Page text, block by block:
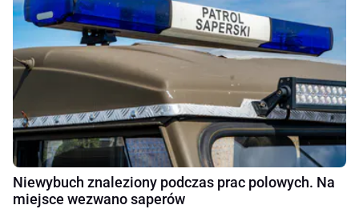
Niewybuch znaleziony podczas prac polowych. Na
miejsce wezwano saperów